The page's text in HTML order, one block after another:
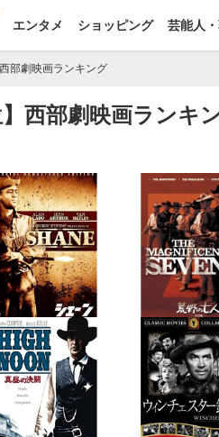
エンタメ ショッピング 芸能人
西部劇映画ランキング
】西部劇映画ラン